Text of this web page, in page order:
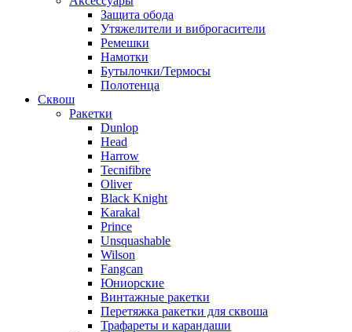
Защита обода
Утяжелители и виброгасители
Ремешки
Намотки
Бутылочки/Термосы
Полотенца
Сквош
Ракетки
Dunlop
Head
Harrow
Tecnifibre
Oliver
Black Knight
Karakal
Prince
Unsquashable
Wilson
Fangcan
Юниорские
Винтажные ракетки
Перетяжка ракетки для сквоша
Трафареты и карандаши